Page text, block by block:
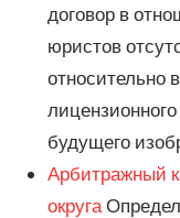
договор в
юристов
относительно
будущего
Арбитражный
округа